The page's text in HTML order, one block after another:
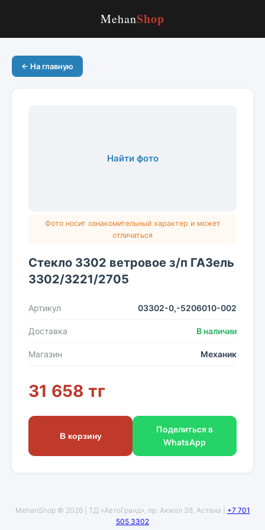
MehanShop
← На главную
Найти фото
Фото носит ознакомительный характер и может
отличаться
Стекло 3302 ветровое з/п ГАЗель
3302/3221/2705
Артикул 03302-0,-5206010-002
Доставка В наличии
Магазин Механик
31 658 тг
В корзину
Поделиться в
WhatsApp
MehanShop © 2026 | ТД «АвтоГранд», пр. Акжол 38, Астана | +7 701
505 3302